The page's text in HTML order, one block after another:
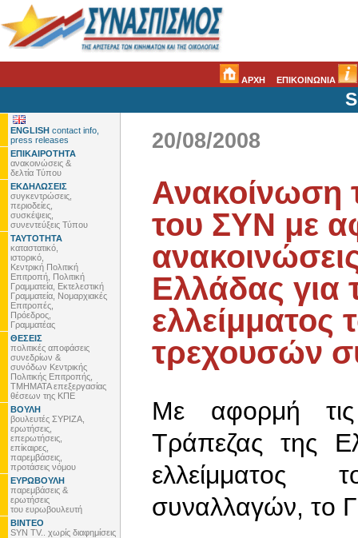
ΑΡΧΗ ΕΠΙΚΟΙΝΩΝΙΑ
ENGLISH contact info,
press releases
ΕΠΙΚΑΙΡΟΤΗΤΑ
ανακοινώσεις &
δελτία Τύπου
ΕΚΔΗΛΩΣΕΙΣ
συγκεντρώσεις,
περιοδείες,
συσκέψεις,
συνεντεύξεις Τύπου
ΤΑΥΤΟΤΗΤΑ
καταστατικό,
ιστορικό,
Κεντρική Πολιτική
Επιτροπή, Πολιτική
Γραμματεία, Εκτελεστική
Γραμματεία, Νομαρχιακές
Επιτροπές,
Πρόεδρος,
Γραμματέας
ΘΕΣΕΙΣ
πολιτικές αποφάσεις
συνεδρίων &
συνόδων Κεντρικής
Πολιτικής Επιτροπής,
ΤΜΗΜΑΤΑ επεξεργασίας
θέσεων της ΚΠΕ
ΒΟΥΛΗ
βουλευτές ΣΥΡΙΖΑ,
ερωτήσεις,
επερωτήσεις,
επίκαιρες,
παρεμβάσεις,
προτάσεις νόμου
ΕΥΡΩΒΟΥΛΗ
παρεμβάσεις &
ερωτήσεις
του ευρωβουλευτή
ΒΙΝΤΕΟ
SYN TV.. χωρίς διαφημίσεις
20/08/2008
Ανακοίνωση
του ΣΥΝ με
Ελλάδας για
ελλείμματος
τρεχουσών
Με αφορμή τις
Τράπεζας της
ελλείμματος
συναλλαγών, το